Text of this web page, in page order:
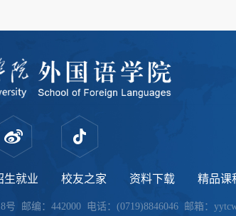
生就业 校友之家 资料下载 精品课
邮编：442000 电话：(0719)8846046 邮箱：